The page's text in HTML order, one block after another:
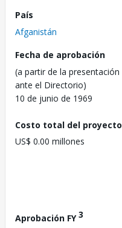
País
Afganistán
Fecha de aprobación
(a partir de la presentación
ante el Directorio)
10 de junio de 1969
Costo total del proyecto
US$ 0.00 millones
Aprobación FY3